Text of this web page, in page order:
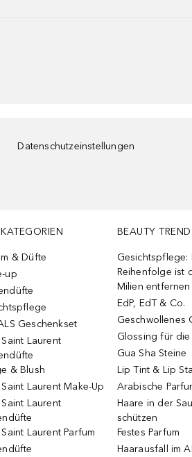
Datenschutzeinstellungen
& Düfte
up
Geschenkset
Laurent
& Blush
Laurent Make-Up
Laurent
Laurent Parfum
BEAUTY
Gesichtspflege:
Reihenfolge ist
Milien entfernen
EdP, EdT & Co.
Geschwollenes
Glossing für die
Gua Sha Steine
Lip Tint & Lip
Arabische
Haare in der
schützen
Festes Parfum
Haarausfall im